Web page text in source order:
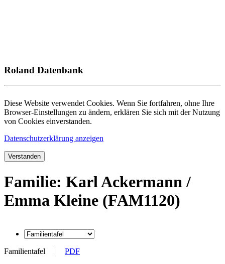
Roland Datenbank
Diese Website verwendet Cookies. Wenn Sie fortfahren, ohne Ihre
Browser-Einstellungen zu ändern, erklären Sie sich mit der Nutzung
von Cookies einverstanden.
Datenschutzerklärung anzeigen
Verstanden
Familie: Karl Ackermann /
Emma Kleine (FAM1120)
Familientafel | PDF